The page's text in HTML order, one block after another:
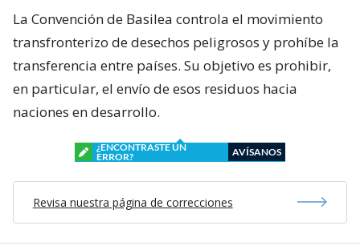
La Convención de Basilea controla el movimiento
transfronterizo de desechos peligrosos y prohíbe la
transferencia entre países. Su objetivo es prohibir,
en particular, el envío de esos residuos hacia
naciones en desarrollo.
¿ENCONTRASTE UN
ERROR?
AVÍSANOS
Revisa nuestra página de correcciones